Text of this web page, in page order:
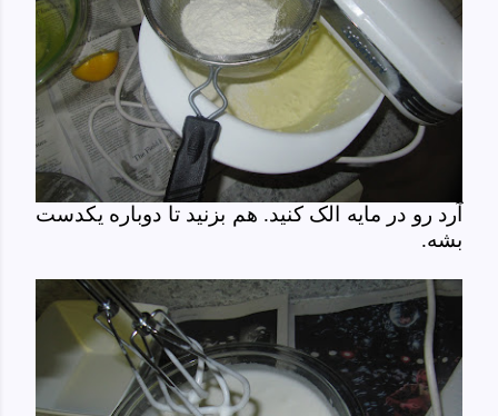
آرد رو در مایه الک کنید. هم بزنید تا دوباره یکدست
بشه.